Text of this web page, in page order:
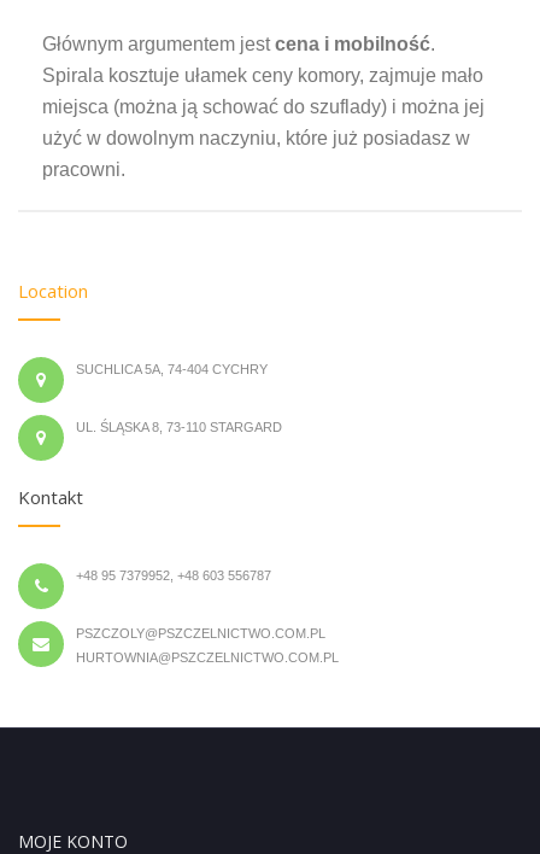
Głównym argumentem jestcena i mobilność.
Spirala kosztuje ułamek ceny komory, zajmuje mało
miejsca (można ją schować do szuflady) i można jej
użyć w dowolnym naczyniu, które już posiadasz w
pracowni.
Location
SUCHLICA 5A, 74-404 CYCHRY
UL. ŚLĄSKA 8, 73-110 STARGARD
Kontakt
+48 95 7379952, +48 603 556787
PSZCZOLY@PSZCZELNICTWO.COM.PL
HURTOWNIA@PSZCZELNICTWO.COM.PL
MOJE KONTO